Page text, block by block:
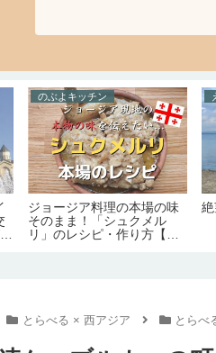
らいふすたいる × 西アジア
2026年最新！ジョージアの
物価が高いので愚痴りたい
件【旅行1日の予算/1ヶ月の
とらべる × 西アジア とらべ